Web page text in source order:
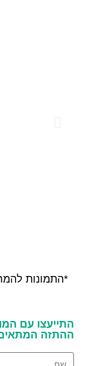
*התמונות
התייעצו עם
ההתזה